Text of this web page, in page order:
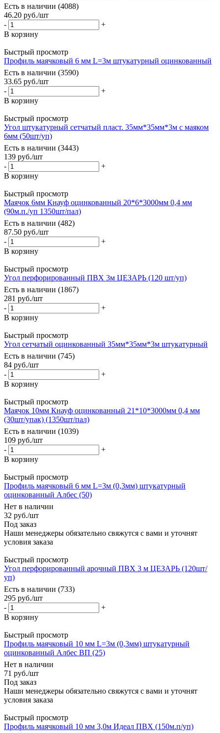
Есть в наличии (4088)
46.20 руб./шт
-
+
В корзину
Быстрый просмотр
Профиль маячковый 6 мм L=3м штукатурный оцинкованный
Есть в наличии (3590)
33.65 руб./шт
-
+
В корзину
Быстрый просмотр
Угол штукатурный сетчатый пласт. 35мм*35мм*3м с маяком
6мм (50шт/уп)
Есть в наличии (3443)
139 руб./шт
-
+
В корзину
Быстрый просмотр
Маячок 6мм Кнауф оцинкованный 20*6*3000мм 0,4 мм
(90м.п./уп 1350шт/пал)
Есть в наличии (482)
87.50 руб./шт
-
+
В корзину
Быстрый просмотр
Угол перфорированный ПВХ 3м ЦЕЗАРЬ (120 шт/уп)
Есть в наличии (1867)
281 руб./шт
-
+
В корзину
Быстрый просмотр
Угол сетчатый оцинкованный 35мм*35мм*3м штукатурный
Есть в наличии (745)
84 руб./шт
-
+
В корзину
Быстрый просмотр
Маячок 10мм Кнауф оцинкованный 21*10*3000мм 0,4 мм
(30шт/упак) (1350шт/пал)
Есть в наличии (1039)
109 руб./шт
-
+
В корзину
Быстрый просмотр
Профиль маячковый 6 мм L=3м (0,3мм) штукатурный
оцинкованный Албес (50)
Нет в наличии
32 руб./шт
Под заказ
Наши менеджеры обязательно свяжутся с вами и уточнят
условия заказа
Быстрый просмотр
Угол перфорированный арочный ПВХ 3 м ЦЕЗАРЬ (120шт/
уп)
Есть в наличии (733)
295 руб./шт
-
+
В корзину
Быстрый просмотр
Профиль маячковый 10 мм L=3м (0,3мм) штукатурный
оцинкованный Албес ВП (25)
Нет в наличии
71 руб./шт
Под заказ
Наши менеджеры обязательно свяжутся с вами и уточнят
условия заказа
Быстрый просмотр
Профиль маячковый 10 мм 3,0м Идеал ПВХ (150м.п/уп)